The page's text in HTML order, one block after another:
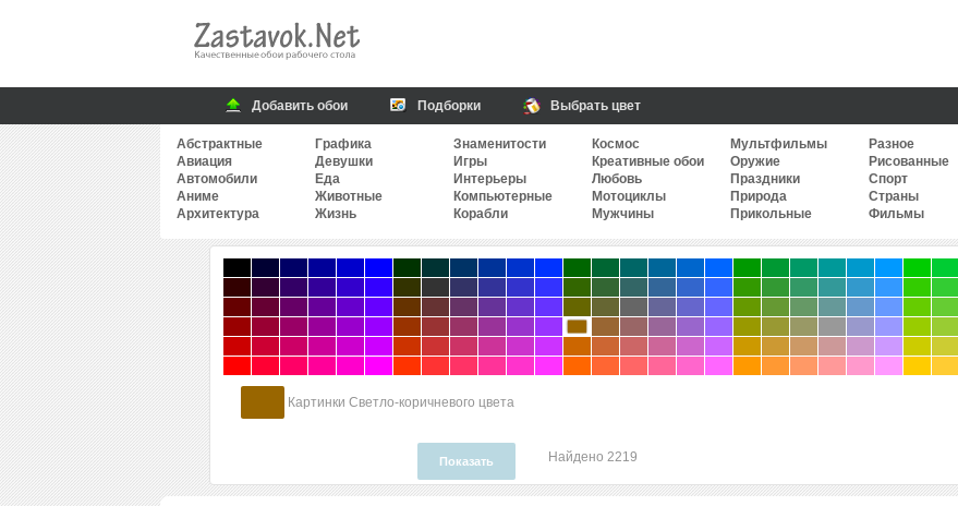
Добавить обои Подборки Выбрать цвет
Абстрактные
Авиация
Автомобили
Аниме
Архитектура
Графика
Девушки
Еда
Животные
Жизнь
Знаменитости
Игры
Интерьеры
Компьютерные
Корабли
Космос
Креативные обои
Любовь
Мотоциклы
Мужчины
Мультфильмы
Оружие
Праздники
Природа
Прикольные
Разное
Рисованные
Спорт
Страны
Фильмы
Картинки Светло-коричневого цвета
Найдено 2219